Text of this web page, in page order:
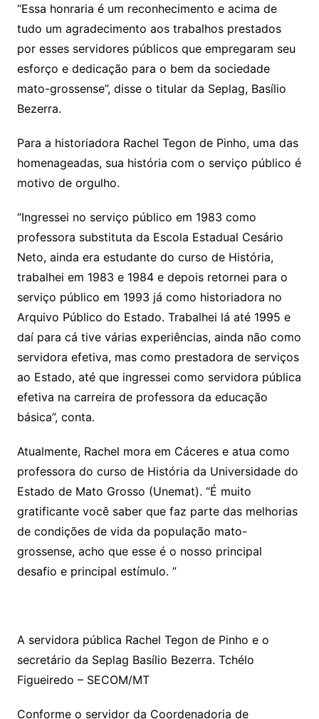
“Essa honraria é um reconhecimento e acima de
tudo um agradecimento aos trabalhos prestados
por esses servidores públicos que empregaram seu
esforço e dedicação para o bem da sociedade
mato-grossense”, disse o titular da Seplag, Basílio
Bezerra.
Para a historiadora Rachel Tegon de Pinho, uma das
homenageadas, sua história com o serviço público é
motivo de orgulho.
“Ingressei no serviço público em 1983 como
professora substituta da Escola Estadual Cesário
Neto, ainda era estudante do curso de História,
trabalhei em 1983 e 1984 e depois retornei para o
serviço público em 1993 já como historiadora no
Arquivo Público do Estado. Trabalhei lá até 1995 e
daí para cá tive várias experiências, ainda não como
servidora efetiva, mas como prestadora de serviços
ao Estado, até que ingressei como servidora pública
efetiva na carreira de professora da educação
básica”, conta.
Atualmente, Rachel mora em Cáceres e atua como
professora do curso de História da Universidade do
Estado de Mato Grosso (Unemat). “É muito
gratificante você saber que faz parte das melhorias
de condições de vida da população mato-
grossense, acho que esse é o nosso principal
desafio e principal estímulo. ”
A servidora pública Rachel Tegon de Pinho e o
secretário da Seplag Basílio Bezerra. Tchélo
Figueiredo – SECOM/MT
Conforme o servidor da Coordenadoria de